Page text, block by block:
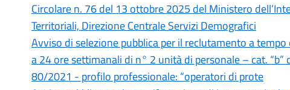
Circolare n. 76 del 13 ottobre 2025 del Ministero
Territoriali, Direzione Centrale Servizi Demografici
Avviso di selezione pubblica per il reclutamento a
a 24 ore settimanali di n° 2 unità di personale – cat.
80/2021 - profilo professionale: “operatori di prote